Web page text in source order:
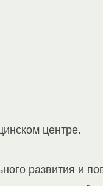
центре.
развития и